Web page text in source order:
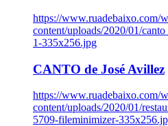
https://www.ruadebaixo.com/
content/uploads/2020/01/
1-335x256.jpg
CANTO de José Avillez
https://www.ruadebaixo.com/
content/uploads/2020/01/
5709-fileminimizer-